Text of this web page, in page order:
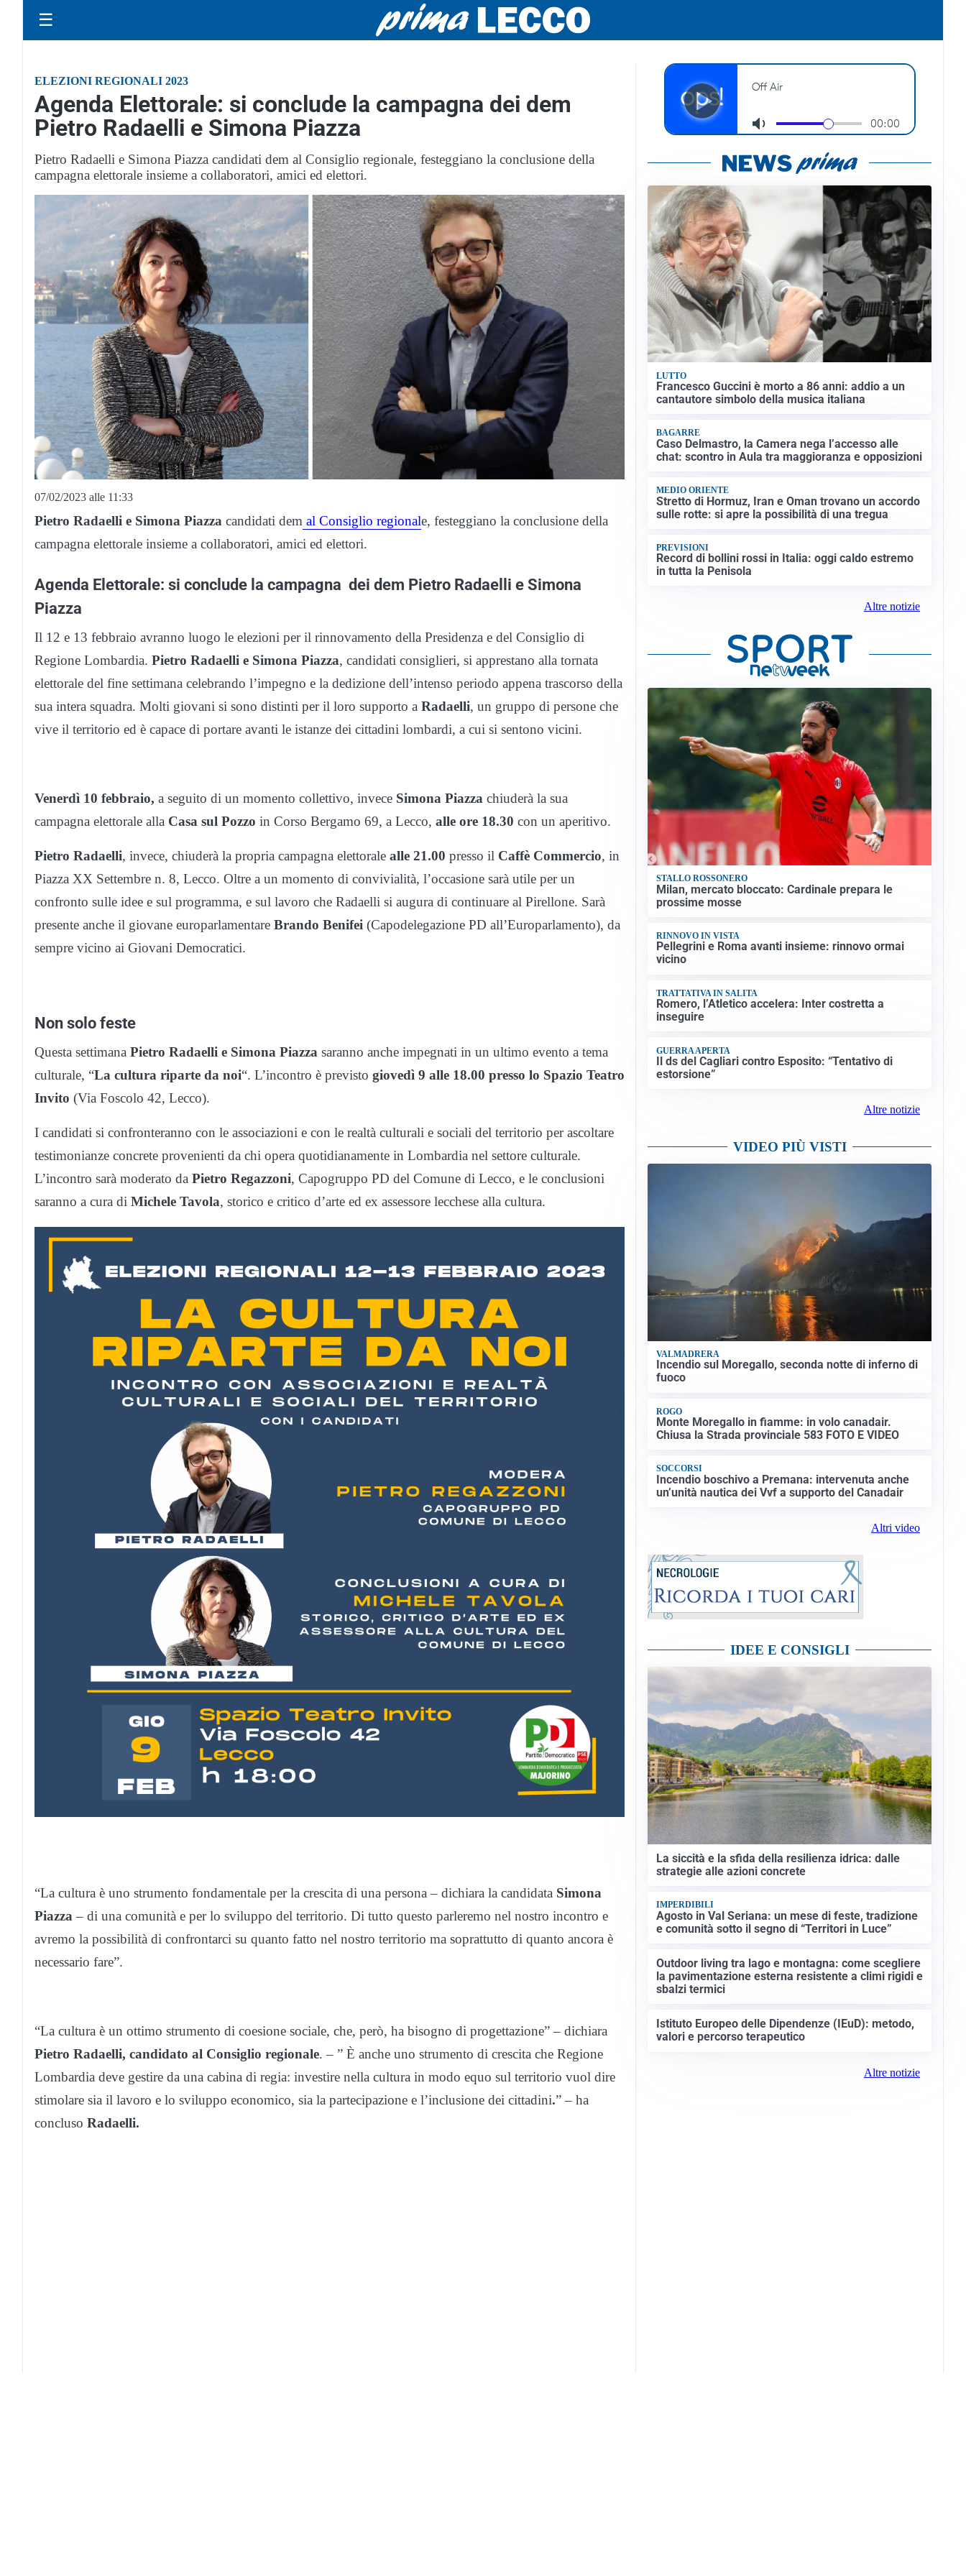
☰
ELEZIONI REGIONALI 2023
Agenda Elettorale: si conclude la campagna dei dem
Pietro Radaelli e Simona Piazza
Pietro Radaelli e Simona Piazza candidati dem al Consiglio regionale, festeggiano la conclusione della
campagna elettorale insieme a collaboratori, amici ed elettori.
07/02/2023 alle 11:33
Pietro Radaelli e Simona Piazza candidati dem al Consiglio regionale, festeggiano la conclusione della
campagna elettorale insieme a collaboratori, amici ed elettori.
Agenda Elettorale: si conclude la campagna dei dem Pietro Radaelli e Simona
Piazza
Il 12 e 13 febbraio avranno luogo le elezioni per il rinnovamento della Presidenza e del Consiglio di
Regione Lombardia. Pietro Radaelli e Simona Piazza, candidati consiglieri, si apprestano alla tornata
elettorale del fine settimana celebrando l’impegno e la dedizione dell’intenso periodo appena trascorso della
sua intera squadra. Molti giovani si sono distinti per il loro supporto a Radaelli, un gruppo di persone che
vive il territorio ed è capace di portare avanti le istanze dei cittadini lombardi, a cui si sentono vicini.
Venerdì 10 febbraio, a seguito di un momento collettivo, invece Simona Piazza chiuderà la sua
campagna elettorale alla Casa sul Pozzo in Corso Bergamo 69, a Lecco, alle ore 18.30 con un aperitivo.
Pietro Radaelli, invece, chiuderà la propria campagna elettorale alle 21.00 presso il Caffè Commercio, in
Piazza XX Settembre n. 8, Lecco. Oltre a un momento di convivialità, l’occasione sarà utile per un
confronto sulle idee e sul programma, e sul lavoro che Radaelli si augura di continuare al Pirellone. Sarà
presente anche il giovane europarlamentare Brando Benifei (Capodelegazione PD all’Europarlamento), da
sempre vicino ai Giovani Democratici.
Non solo feste
Questa settimana Pietro Radaelli e Simona Piazza saranno anche impegnati in un ultimo evento a tema
culturale, “La cultura riparte da noi“. L’incontro è previsto giovedì 9 alle 18.00 presso lo Spazio Teatro
Invito (Via Foscolo 42, Lecco).
I candidati si confronteranno con le associazioni e con le realtà culturali e sociali del territorio per ascoltare
testimonianze concrete provenienti da chi opera quotidianamente in Lombardia nel settore culturale.
L’incontro sarà moderato da Pietro Regazzoni, Capogruppo PD del Comune di Lecco, e le conclusioni
saranno a cura di Michele Tavola, storico e critico d’arte ed ex assessore lecchese alla cultura.
“La cultura è uno strumento fondamentale per la crescita di una persona– dichiara la candidata Simona
Piazza– di una comunità e per lo sviluppo del territorio. Di tutto questo parleremo nel nostro incontro e
avremo la possibilità di confrontarci su quanto fatto nel nostro territorio ma soprattutto di quanto ancora è
necessario fare”.
“La cultura è un ottimo strumento di coesione sociale, che, però, ha bisogno di progettazione” – dichiara
Pietro Radaelli, candidato al Consiglio regionale. – ” È anche uno strumento di crescita che Regione
Lombardia deve gestire da una cabina di regia: investire nella cultura in modo equo sul territorio vuol dire
stimolare sia il lavoro e lo sviluppo economico, sia la partecipazione e l’inclusione dei cittadini.” – ha
concluso Radaelli.
LUTTO
Francesco Guccini è morto a 86 anni: addio a un
cantautore simbolo della musica italiana
BAGARRE
Caso Delmastro, la Camera nega l’accesso alle
chat: scontro in Aula tra maggioranza e opposizioni
MEDIO ORIENTE
Stretto di Hormuz, Iran e Oman trovano un accordo
sulle rotte: si apre la possibilità di una tregua
PREVISIONI
Record di bollini rossi in Italia: oggi caldo estremo
in tutta la Penisola
Altre notizie
STALLO ROSSONERO
Milan, mercato bloccato: Cardinale prepara le
prossime mosse
RINNOVO IN VISTA
Pellegrini e Roma avanti insieme: rinnovo ormai
vicino
TRATTATIVA IN SALITA
Romero, l’Atletico accelera: Inter costretta a
inseguire
GUERRA APERTA
Il ds del Cagliari contro Esposito: “Tentativo di
estorsione”
Altre notizie
VIDEO PIÙ VISTI
VALMADRERA
Incendio sul Moregallo, seconda notte di inferno di
fuoco
ROGO
Monte Moregallo in fiamme: in volo canadair.
Chiusa la Strada provinciale 583 FOTO E VIDEO
SOCCORSI
Incendio boschivo a Premana: intervenuta anche
un’unità nautica dei Vvf a supporto del Canadair
Altri video
IDEE E CONSIGLI
La siccità e la sfida della resilienza idrica: dalle
strategie alle azioni concrete
IMPERDIBILI
Agosto in Val Seriana: un mese di feste, tradizione
e comunità sotto il segno di “Territori in Luce”
Outdoor living tra lago e montagna: come scegliere
la pavimentazione esterna resistente a climi rigidi e
sbalzi termici
Istituto Europeo delle Dipendenze (IEuD): metodo,
valori e percorso terapeutico
Altre notizie